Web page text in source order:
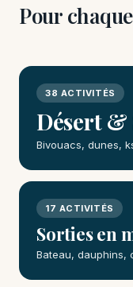
Pour
38 ACTIVITÉS
Désert &
Bivouacs, dunes,
17 ACTIVITÉS
Sorties en
Bateau, dauphins,